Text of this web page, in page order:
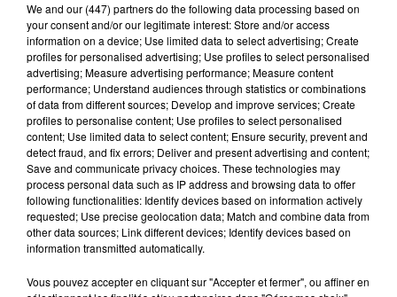
Lecture (1 min 15 sec)
100%
100% Radio l'agenda du sud Tarn
4 juin 2025 - 1 min 15 sec
We and our (447) partnersdo the following data processing based on
your consent and/or our legitimate interest: Store and/or access
information on a device; Use limited data to select advertising; Create
profiles for personalised advertising; Use profiles to select personalised
advertising; Measure advertising performance; Measure content
performance; Understand audiences through statistics or combinations
of data from different sources; Develop and improve services; Create
profiles to personalise content; Use profiles to select personalised
content; Use limited data to select content; Ensure security, prevent and
detect fraud, and fix errors; Deliver and present advertising and content;
Save and communicate privacy choices. These technologies may
process personal data such as IP address and browsing data to offer
following functionalities: Identify devices based on information actively
requested; Use precise geolocation data; Match and combine data from
other data sources; Link different devices; Identify devices based on
information transmitted automatically.
Vous pouvez accepter en cliquant sur "Accepter et fermer", ou affiner en